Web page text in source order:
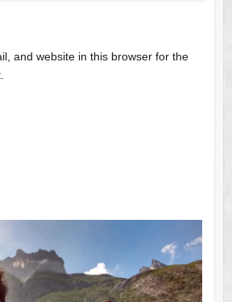
and website in this browser for the